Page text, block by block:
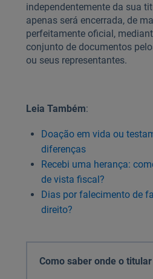
independentemente da sua
apenas será encerrada, de
perfeitamente oficial,
conjunto de documentos
ou seus representantes.
Leia Também:
Doação em vida ou
diferenças
Recebi uma herança:
de vista fiscal?
Dias por falecimento de
direito?
Como saber onde o